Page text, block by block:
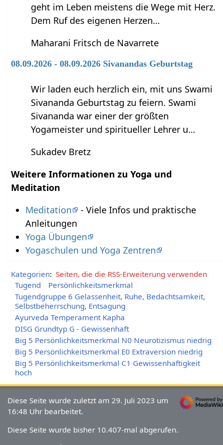
geht im Leben meistens die Wege mit Herz.
Dem Ruf des eigenen Herzen…
Maharani Fritsch de Navarrete
08.09.2026 - 08.09.2026 Sivanandas Geburtstag
Wir laden euch herzlich ein, mit uns Swami
Sivananda Geburtstag zu feiern. Swami
Sivananda war einer der größten
Yogameister und spiritueller Lehrer u…
Sukadev Bretz
Weitere Informationen zu Yoga und
Meditation
Meditation
- Viele Infos und praktische
Anleitungen
Yoga Übungen
Yogaschulen und Yoga Zentren
Kategorien: Seiten, die die RSS-Erweiterung verwenden
Tugend
Persönlichkeitsmerkmal
Tugendgruppe 6 Gelassenheit, Ruhe, Bedachtsamkeit,
Selbstbeherrschung, Entsagung
Ayurveda Temperament Kapha
DISG Grundtyp G - Gewissenhaft
Big 5 Persönlichkeitsmerkmal N0 Neurotizismus niedrig
Big 5 Persönlichkeitsmerkmal E0 Extraversion niedrig
Big 5 Persönlichkeitsmerkmal C1 Gewissenhaftigkeit
hoch
Diese Seite wurde zuletzt am 29. Juli 2023 um
16:48 Uhr bearbeitet.
Diese Seite wurde bisher 10.407-mal abgerufen.